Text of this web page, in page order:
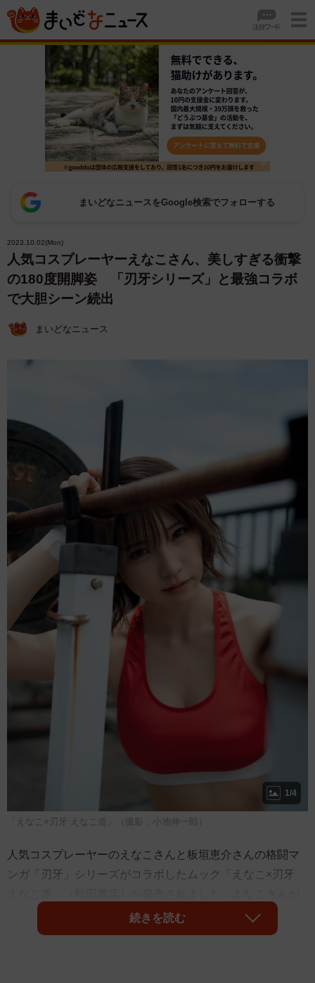
まいどなニュースをGoogle検索でフォローする
2023.10.02(Mon)
人気コスプレーヤーえなこさん、美しすぎる衝撃
の180度開脚姿 「刃牙シリーズ」と最強コラボ
で大胆シーン続出
まいどなニュース
1/4
「えなこ×刃牙 えなこ道」（撮影：小池伸一郎）
人気コスプレーヤーのえなこさんと板垣恵介さんの格闘マ
ンガ「刃牙」シリーズがコラボしたムック「えなこ×刃牙
刃牙のトリケラトプス拳、花山薫の漢（おとこ）の背中、
勇次郎の美しい開脚などの名場面を再現しています。
続きを読む